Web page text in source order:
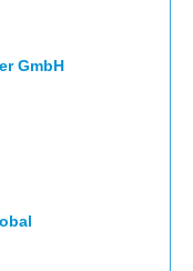
GmbH